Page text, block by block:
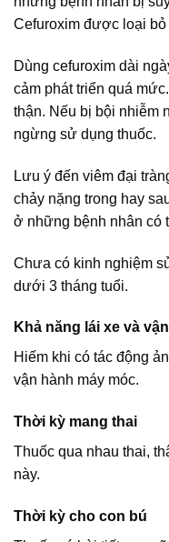
Cefuroxim được loại
Dùng cefuroxim dài
cảm phát triển quá
thận. Nếu bị bội nhiễm
ngừng sử dụng thuốc.
Lưu ý đến viêm đại
chảy nặng trong hay
ở những bệnh nhân có
Chưa có kinh nghiệm
dưới 3 tháng tuổi.
Khả năng lái xe và
Hiếm khi có tác động
vận hành máy móc.
Thời kỳ mang thai
Thuốc qua nhau thai,
này.
Thời kỳ cho con bú